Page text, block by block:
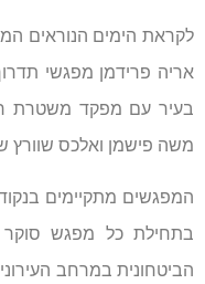
לקראת הימים הנוראים
אריה פרידמן מפגשי
בעיר עם מפקד משטרת
משה פישמן ואלכס
בתחילת כל מפגש
הביטחונית במרחב